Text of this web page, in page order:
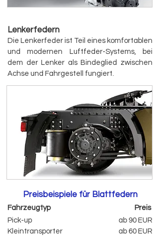
Lenkerfedern
Die Lenkerfeder ist Teil eines komfortablen
und modernen Luftfeder-Systems, bei
dem der Lenker als Bindeglied zwischen
Achse und Fahrgestell fungiert.
Preisbeispiele für Blattfedern
Fahrzeugtyp
Pick-up
Kleintransporter
Preis
ab 90 EUR
ab 60 EUR